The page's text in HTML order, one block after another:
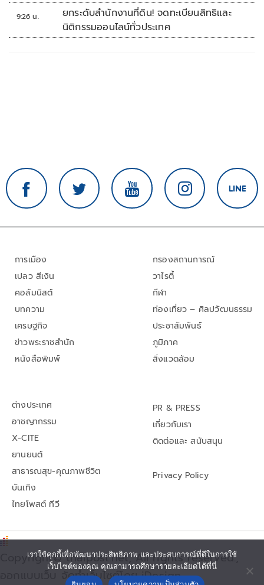
9:26 น.
ยกระดับสำนักงานที่ดิน! จดทะเบียนสิทธิและ
นิติกรรมออนไลน์ทั่วประเทศ
การเมือง
เปลว สีเงิน
คอลัมนิสต์
บทความ
เศรษฐกิจ
ข่าวพระราชสำนัก
หนังสือพิมพ์
กรองสถานการณ์
วาไรตี้
กีฬา
ท่องเที่ยว – ศิลปวัฒนธรรม
ประชาสัมพันธ์
ภูมิภาค
สิ่งแวดล้อม
ต่างประเทศ
อาชญากรรม
X-CITE
ยานยนต์
สาธารณสุข-คุณภาพชีวิต
บันเทิง
ไทยโพสต์ ทีวี
PR & PRESS
เกี่ยวกับเรา
ติดต่อและ สนับสนุน
Privacy Policy
Copyright© thaipost.net, All rights reserved.,
ออกแบบเว็บ จัดทำเว็บไซต์โดย iDesign
เราใช้คุกกี้เพื่อพัฒนาประสิทธิภาพ และประสบการณ์ที่ดีในการใช้
เว็บไซต์ของคุณ คุณสามารถศึกษารายละเอียดได้ที่นี่